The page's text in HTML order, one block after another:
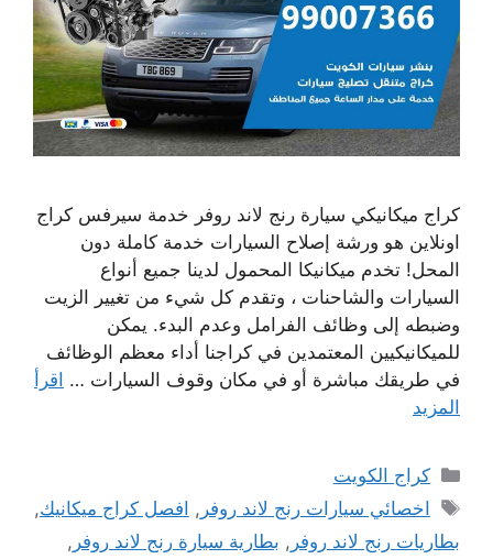
كراج ميكانيكي سيارة رنج لاند روفر خدمة سيرفس كراج
اونلاين هو ورشة إصلاح السيارات خدمة كاملة دون
المحل! تخدم ميكانيكا المحمول لدينا جميع أنواع
السيارات والشاحنات ، وتقدم كل شيء من تغيير الزيت
وضبطه إلى وظائف الفرامل وعدم البدء. يمكن
للميكانيكيين المعتمدين في كراجنا أداء معظم الوظائف
في طريقك مباشرة أو في مكان وقوف السيارات … اقرأ
المزيد
التصنيفات
كراج الكويت
الوسوم
اخصائي سيارات رنج لاند روفر , افصل كراج ميكانيك,
بطاريات رنج لاند روفر , بطارية سيارة رنج لاند روفر ,